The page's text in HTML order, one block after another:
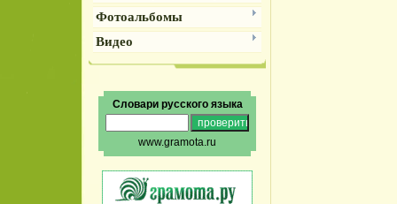
Фотоальбомы
Видео
Словари русского языка
www.gramota.ru